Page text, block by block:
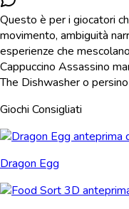
Questo è per i giocatori
movimento, ambiguità
esperienze che
Cappuccino Assassino
The Dishwasher o
Giochi Consigliati
Dragon Egg